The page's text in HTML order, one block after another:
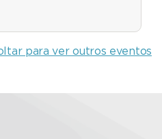
para ver outros eventos